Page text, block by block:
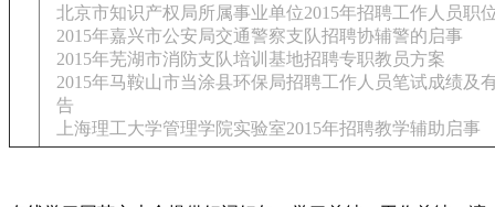
北京市知识产权局所属事业单位2015年招聘工作人员职
2015年嘉兴市公安局交通警察支队招聘协辅警的启事
2015年芜湖市消防支队培训基地招聘专职教员方案
2015年马鞍山市当涂县环保局招聘工作人员笔试成绩及
告
上海理工大学管理学院实验室2015年招聘教学辅助启事